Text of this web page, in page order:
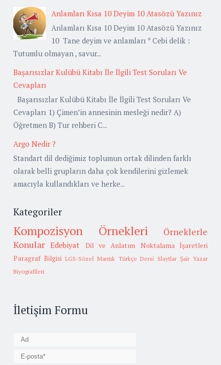
Anlamları Kısa 10 Deyim 10 Atasözü Yazınız
Anlamları Kısa 10 Deyim 10 Atasözü Yazınız
10 Tane deyim ve anlamları * Cebi delik :
Tutumlu olmayan , savur...
Başarısızlar Kulübü Kitabı İle İlgili Test Soruları Ve
Cevapları
Başarısızlar Kulübü Kitabı İle İlgili Test Soruları Ve
Cevapları 1) Çimen’in annesinin mesleği nedir? A)
Öğretmen B) Tur rehberi C...
Argo Nedir ?
Standart dil dediğimiz toplumun ortak dilinden farklı
olarak belli grupların daha çok kendilerini gizlemek
amacıyla kullandıkları ve herke...
Kategoriler
Kompozisyon Örnekleri
Örneklerle
Konular Edebiyat Dil ve Anlatım
Noktalama İşaretleri
Paragraf Bilgisi LGS-Sözel Mantık Türkçe Dersi Slaytlar Şair Yazar
Biyografileri
İletişim Formu